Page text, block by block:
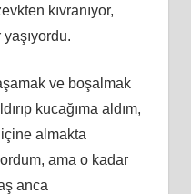
kıvranıyor,
ve boşalmak
kucağıma aldım,
içine almakta
ama o kadar
anca